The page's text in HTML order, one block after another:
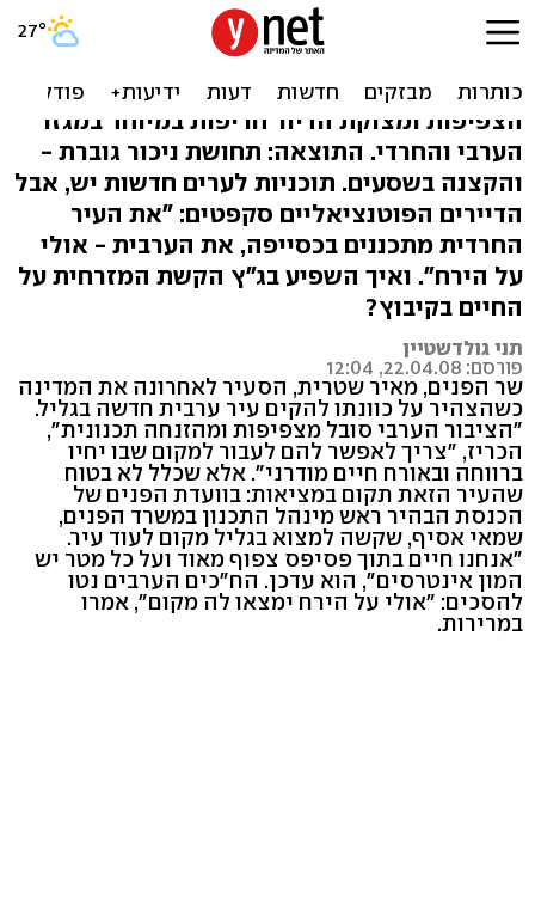
הקרב על הקרקע: ערבים,
חרדים, קיבוצניקים
הצפיפות ומצוקת הדיור חריפות במיוחד במגזר
הערבי והחרדי. התוצאה: תחושת ניכור גוברת -
והקצנה בשסעים. תוכניות לערים חדשות יש, אבל
הדיירים הפוטנציאליים סקפטים: "את העיר
החרדית מתכננים בכסייפה, את הערבית - אולי
על הירח". ואיך השפיע בג"ץ הקשת המזרחית על
החיים בקיבוץ?
תני גולדשטיין
פורסם: 22.04.08, 12:04
שר הפנים, מאיר שטרית, הסעיר לאחרונה את המדינה
כשהצהיר על כוונתו להקים עיר ערבית חדשה בגליל.
"הציבור הערבי סובל מצפיפות ומהזנחה תכנונית",
הכריז, "צריך לאפשר להם לעבור למקום שבו יחיו
ברווחה ובאורח חיים מודרני". אלא שכלל לא בטוח
שהעיר הזאת תקום במציאות: בוועדת הפנים של
הכנסת הבהיר ראש מינהל התכנון במשרד הפנים,
שמאי אסיף, שקשה למצוא בגליל מקום לעוד עיר.
"אנחנו חיים בתוך פסיפס צפוף מאוד ועל כל מטר יש
המון אינטרסים", הוא עדכן. הח"כים הערבים נטו
להסכים: "אולי על הירח ימצאו לה מקום", אמרו
במרירות.